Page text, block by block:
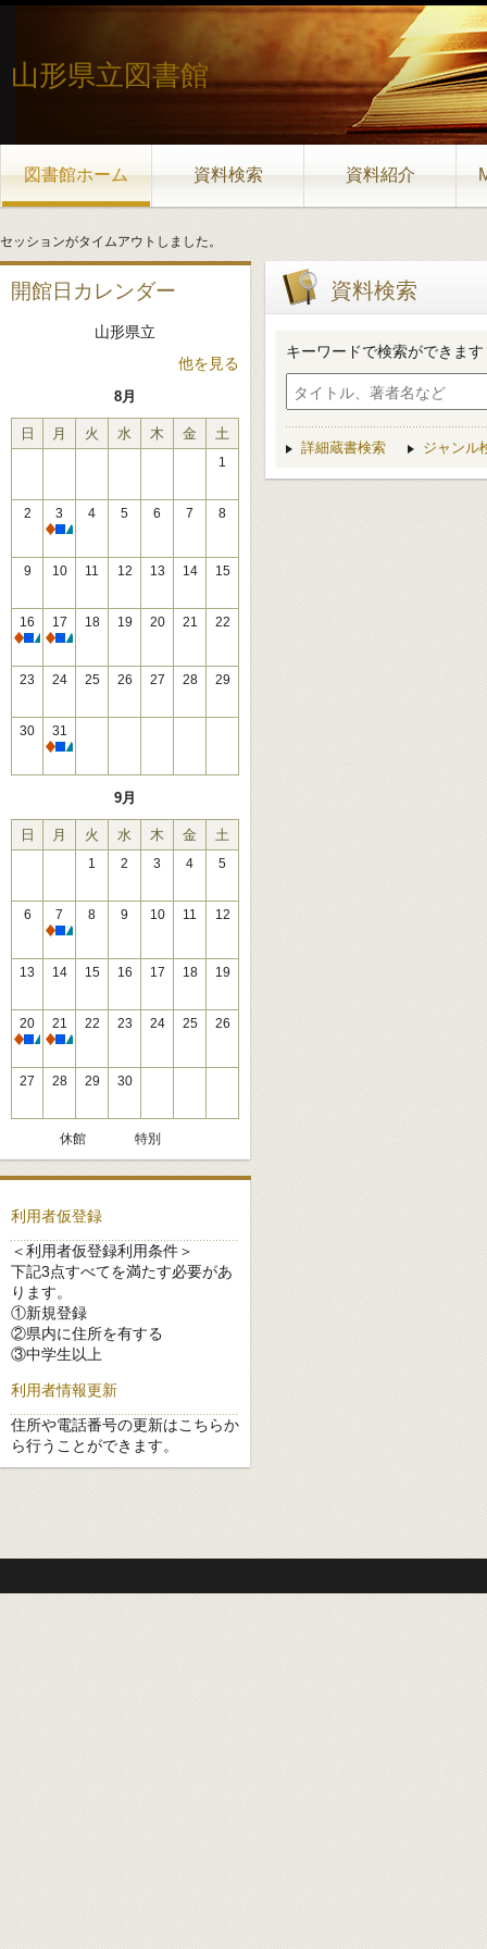
山形県立図書館
図書館ホーム 資料検索 資料紹介
セッションがタイムアウトしました。
開館日カレンダー
山形県立
他を見る
8月
日 月 火 水 木 金 土
1
2
3
休館
4 5 6 7 8
9 10 11 12 13 14 15
16
休館
17
休館
18 19 20 21 22
23 24 25 26 27 28 29
30
31
休館
9月
日 月 火 水 木 金 土
1 2 3 4 5
6
7
休館
8 9 10 11 12
13 14 15 16 17 18 19
20
休館
21
休館
22 23 24 25 26
27 28 29 30
休館 特別
利用者仮登録
＜利用者仮登録利用条件＞
下記3点すべてを満たす必要があ
ります。
①新規登録
②県内に住所を有する
③中学生以上
利用者情報更新
住所や電話番号の更新はこちらか
ら行うことができます。
資料検索
キーワードで検索ができます
詳細蔵書検索 ジャンル